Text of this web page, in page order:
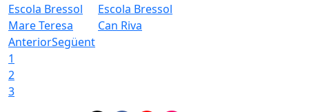
Escola Bressol
Mare Teresa
Escola Bressol
Can Riva
AnteriorSegüent
1
2
3